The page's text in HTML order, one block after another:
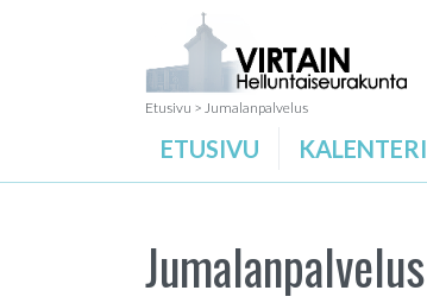
Etusivu > Jumalanpalvelus
ETUSIVU KALENTERI
Jumalanpalvelus